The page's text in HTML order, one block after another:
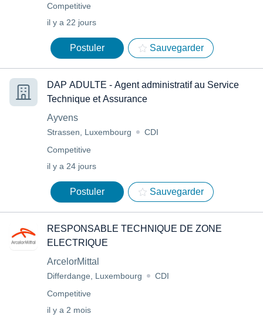
Competitive
il y a 22 jours
Postuler Sauvegarder
DAP ADULTE - Agent administratif au Service
Technique et Assurance
Ayvens
Strassen, Luxembourg
CDI
Competitive
il y a 24 jours
Postuler Sauvegarder
RESPONSABLE TECHNIQUE DE ZONE
ELECTRIQUE
ArcelorMittal
Differdange, Luxembourg
CDI
Competitive
il y a 2 mois